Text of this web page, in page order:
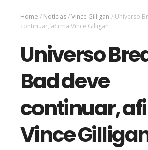
Home / Notícias/Vince Gilligan / Universo
continuar, afirma Vince Gilligan
Universo
Bad deve
continuar,
Vince